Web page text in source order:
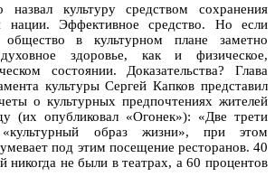
назвал культуру средством сохранения
нации. Эффективное средство. Но если
в культурном плане заметно
здоровье, как и физическое,
состоянии. Доказательства? Глава
культуры Сергей Капков представил
о культурных предпочтениях жителей
(их опубликовал «Огонек»): «Две трети
образ жизни», при этом
под этим посещение ресторанов. 40
никогда не были в театрах, а 60 процентов